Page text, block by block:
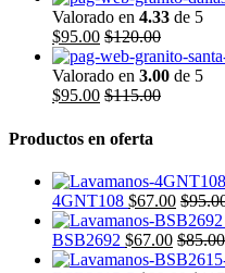
Valorado en 4.33 de 5
$95.00 $120.00
Valorado en 3.00 de 5
$95.00 $115.00
Productos en oferta
4GNT108 $67.00 $
BSB2692 $67.00 $85.00